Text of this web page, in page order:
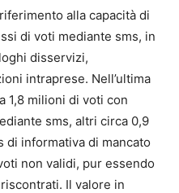
alla capacità di
di voti mediante sms, in
disservizi,
intraprese. Nell’ultima
1,8 milioni di voti con
sms, altri circa 0,9
di informativa di mancato
non validi, pur essendo
Il valore in